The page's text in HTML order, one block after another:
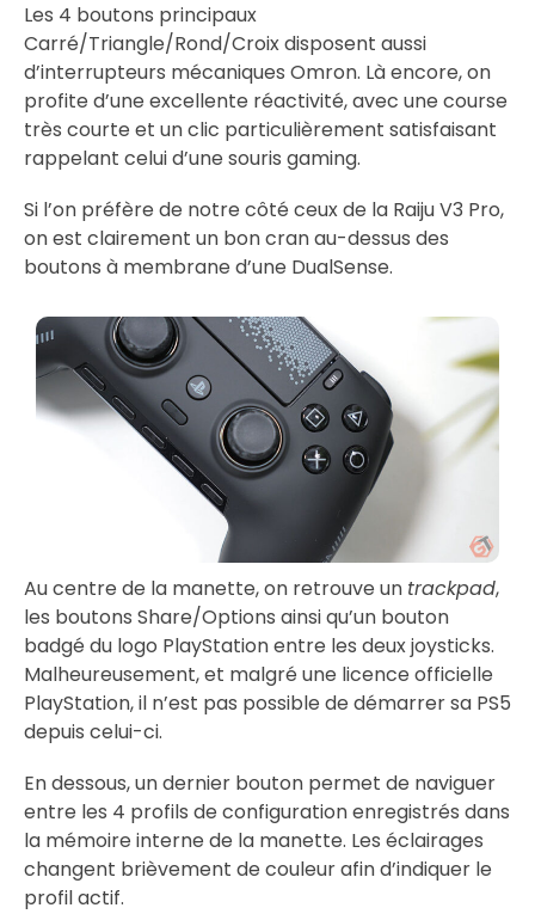
Les 4 boutons principaux
Carré/Triangle/Rond/Croix disposent aussi
d’interrupteurs mécaniques Omron. Là encore, on
profite d’une excellente réactivité, avec une course
très courte et un clic particulièrement satisfaisant
rappelant celui d’une souris gaming.
Si l’on préfère de notre côté ceux de la Raiju V3 Pro,
on est clairement un bon cran au-dessus des
boutons à membrane d’une DualSense.
Au centre de la manette, on retrouve un trackpad,
les boutons Share/Options ainsi qu’un bouton
badgé du logo PlayStation entre les deux joysticks.
Malheureusement, et malgré une licence officielle
PlayStation, il n’est pas possible de démarrer sa PS5
depuis celui-ci.
En dessous, un dernier bouton permet de naviguer
entre les 4 profils de configuration enregistrés dans
la mémoire interne de la manette. Les éclairages
changent brièvement de couleur afin d’indiquer le
profil actif.